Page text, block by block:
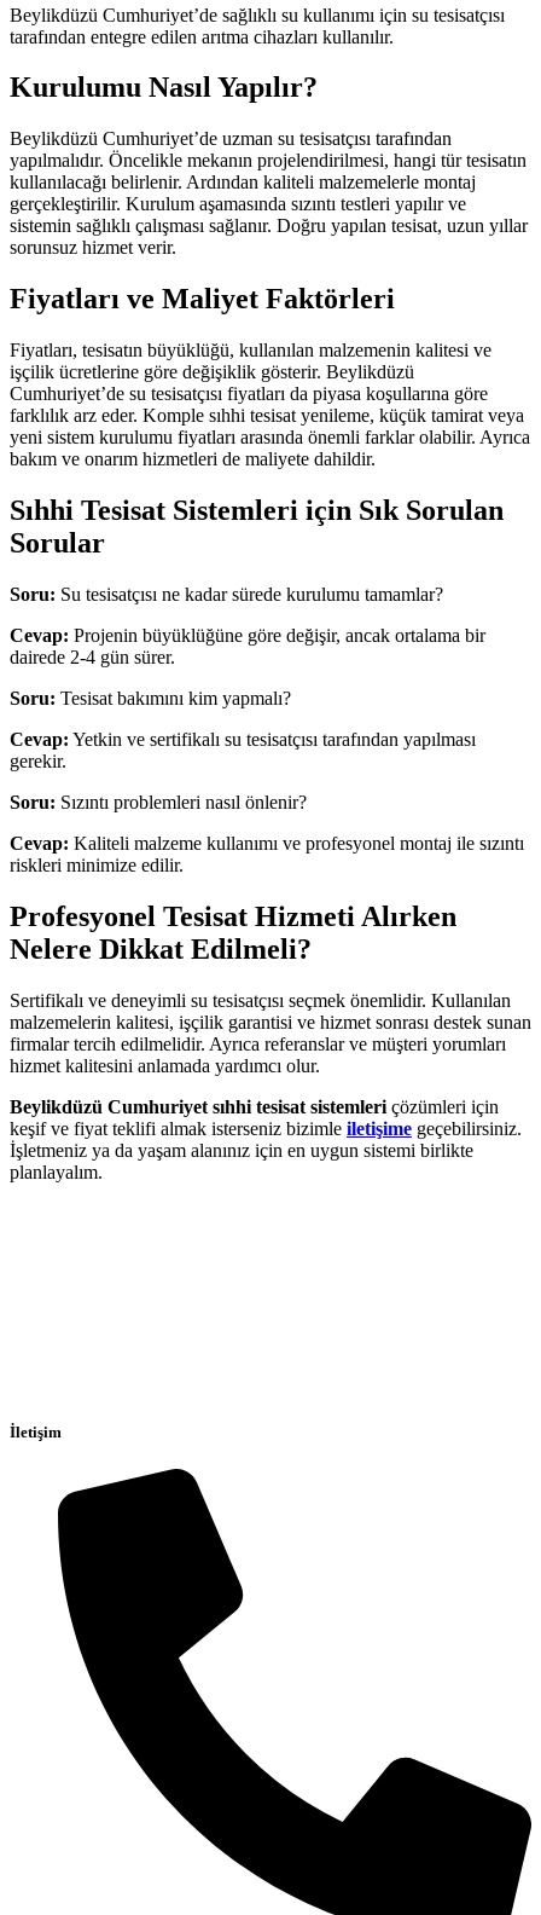
Beylikdüzü Cumhuriyet’de sağlıklı su kullanımı için su tesisatçısı
tarafından entegre edilen arıtma cihazları kullanılır.
Kurulumu Nasıl Yapılır?
Beylikdüzü Cumhuriyet’de uzman su tesisatçısı tarafından
yapılmalıdır. Öncelikle mekanın projelendirilmesi, hangi tür tesisatın
kullanılacağı belirlenir. Ardından kaliteli malzemelerle montaj
gerçekleştirilir. Kurulum aşamasında sızıntı testleri yapılır ve
sistemin sağlıklı çalışması sağlanır. Doğru yapılan tesisat, uzun yıllar
sorunsuz hizmet verir.
Fiyatları ve Maliyet Faktörleri
Fiyatları, tesisatın büyüklüğü, kullanılan malzemenin kalitesi ve
işçilik ücretlerine göre değişiklik gösterir. Beylikdüzü
Cumhuriyet’de su tesisatçısı fiyatları da piyasa koşullarına göre
farklılık arz eder. Komple sıhhi tesisat yenileme, küçük tamirat veya
yeni sistem kurulumu fiyatları arasında önemli farklar olabilir. Ayrıca
bakım ve onarım hizmetleri de maliyete dahildir.
Sıhhi Tesisat Sistemleri için Sık Sorulan
Sorular
Soru: Su tesisatçısı ne kadar sürede kurulumu tamamlar?
Cevap: Projenin büyüklüğüne göre değişir, ancak ortalama bir
dairede 2-4 gün sürer.
Soru: Tesisat bakımını kim yapmalı?
Cevap: Yetkin ve sertifikalı su tesisatçısı tarafından yapılması
gerekir.
Soru: Sızıntı problemleri nasıl önlenir?
Cevap: Kaliteli malzeme kullanımı ve profesyonel montaj ile sızıntı
riskleri minimize edilir.
Profesyonel Tesisat Hizmeti Alırken
Nelere Dikkat Edilmeli?
Sertifikalı ve deneyimli su tesisatçısı seçmek önemlidir. Kullanılan
malzemelerin kalitesi, işçilik garantisi ve hizmet sonrası destek sunan
firmalar tercih edilmelidir. Ayrıca referanslar ve müşteri yorumları
hizmet kalitesini anlamada yardımcı olur.
Beylikdüzü Cumhuriyet sıhhi tesisat sistemleri çözümleri için
keşif ve fiyat teklifi almak isterseniz bizimle iletişime geçebilirsiniz.
İşletmeniz ya da yaşam alanınız için en uygun sistemi birlikte
planlayalım.
İletişim